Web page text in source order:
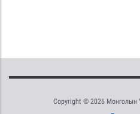
Copyright © 2026 Монголын